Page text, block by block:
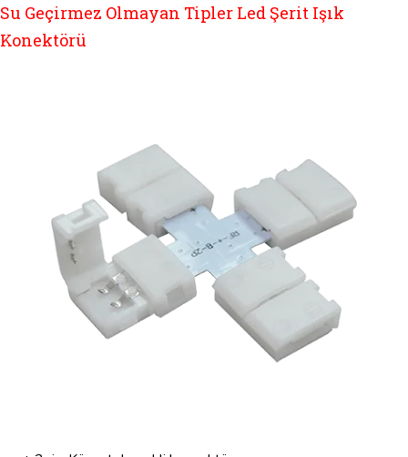
Su Geçirmez Olmayan Tipler Led Şerit Işık
Konektörü